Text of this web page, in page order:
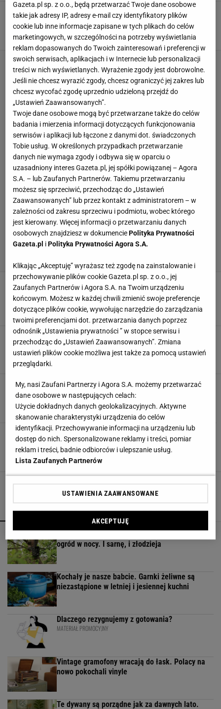
Jak wpleść styl lat 70. do swoich wnętrz - czyli
pomysły na retro wystrój
DEKORACJE WNĘTRZ LATA 70. STYL RETRO VINTAGE
Dywany w stylu PRL przeżywają swój renesans!
Bogate wzornictwo robi wrażenie. A kolory?
Piękne
ARANŻACJE WNĘTRZ DEKORACJE DYWANY PRL
5 kuchni w stylu retro. Jak powinna wyglądać
kuchnia retro?
ARANŻACJE KUCHNI KUCHNIA KUCHNIA RETRO KUCHNIE
Jak urządzić kuchnię w stylu retro?
ARANŻACJE WNĘTRZ INSPIRACJE
Mieszamy style: nowoczesne retro. Jak wyszło?
ARANŻACJE WNĘTRZ INSPIRACJE MIESZKANIA
POPULARNE NAJNOWSZE
ogród w nocy. I sarnę, i złodzieja
Kochały je nasze babcie. Garnki żeliwne są
niezastąpione w letniej i jesiennej kuchni
Dlaczego rezygnujemy z gotowania?
MATERIAŁ PROMOCYJNY
Vintage gramofony wracają do łask. Polacy na
nowo pokochali vinyle
Te dywany są porządne jak za dawnych lato.
Gazeta.pl sp. z o.o., będą przetwarzać Twoje dane osobowe
takie jak adresy IP, adresy e-mail czy identyfikatory plików
cookie lub inne informacje zapisane w tych plikach do celów
marketingowych, w szczególności na potrzeby wyświetlania
reklam dopasowanych do Twoich zainteresowań i preferencji w
swoich serwisach, aplikacjach i w Internecie lub personalizacji
treści w nich wyświetlanych. Wyrażenie zgody jest dobrowolne.
Jeśli nie chcesz wyrazić zgody, chcesz ograniczyć jej zakres lub
chcesz wycofać zgodę uprzednio udzieloną przejdź do
„Ustawień Zaawansowanych”.
Twoje dane osobowe mogą być przetwarzane także do celów
badania i mierzenia informacji dotyczących funkcjonowania
serwisów i aplikacji lub łączone z danymi dot. świadczonych
Tobie usług. W określonych przypadkach przetwarzanie
danych nie wymaga zgody i odbywa się w oparciu o
uzasadniony interes Gazeta.pl, jej spółki powiązanej – Agora
S.A. – lub Zaufanych Partnerów. Takiemu przetwarzaniu
możesz się sprzeciwić, przechodząc do „Ustawień
Zaawansowanych” lub przez kontakt z administratorem – w
zależności od zakresu sprzeciwu i podmiotu, wobec którego
jest kierowany. Więcej informacji o przetwarzaniu danych
osobowych znajdziesz w dokumenciePolityka Prywatności
Gazeta.pl iPolityka Prywatności Agora S.A.
Klikając „Akceptuję” wyrażasz też zgodę na zainstalowanie i
przechowywanie plików cookie Gazeta.pl sp. z o.o., jej
Zaufanych Partnerów i Agora S.A. na Twoim urządzeniu
końcowym. Możesz w każdej chwili zmienić swoje preferencje
dotyczące plików cookie, wywołując narzędzie do zarządzania
twoimi preferencjami dot. przetwarzania danych poprzez
odnośnik „Ustawienia prywatności ” w stopce serwisu i
przechodząc do „Ustawień Zaawansowanych”. Zmiana
ustawień plików cookie możliwa jest także za pomocą ustawień
przeglądarki.
My, nasi Zaufani Partnerzy i Agora S.A. możemy przetwarzać
dane osobowe w następujących celach:
Użycie dokładnych danych geolokalizacyjnych. Aktywne
skanowanie charakterystyki urządzenia do celów
identyfikacji. Przechowywanie informacji na urządzeniu lub
dostęp do nich. Spersonalizowane reklamy i treści, pomiar
reklam i treści, badnie odbiorców i ulepszanie usług.
Lista Zaufanych Partnerów
USTAWIENIA ZAAWANSOWANE
AKCEPTUJĘ